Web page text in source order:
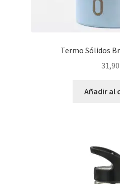
Termo Sólidos
31,90
Añadir al